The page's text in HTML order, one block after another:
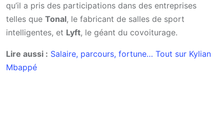
qu’il a pris des participations dans des entreprises
telles que Tonal, le fabricant de salles de sport
intelligentes, et Lyft, le géant du covoiturage.
Lire aussi : Salaire, parcours, fortune… Tout sur Kylian
Mbappé